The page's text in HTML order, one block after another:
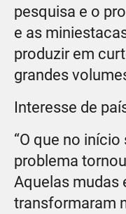
pesquisa e o
e as
produzir em
grandes
Interesse de
“O que no
problema
Aquelas mudas
transformaram